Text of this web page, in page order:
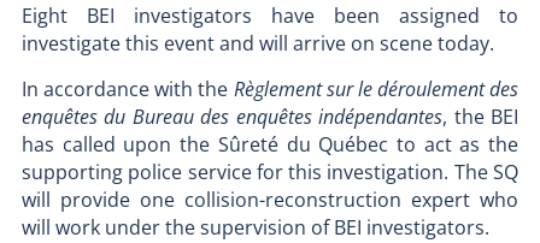
Eight BEI investigators have been assigned to
investigate this event and will arrive on scene today.
In accordance with the Règlement sur le déroulement des
enquêtes du Bureau des enquêtes indépendantes, the BEI
has called upon the Sûreté du Québec to act as the
supporting police service for this investigation. The SQ
will provide one collision-reconstruction expert who
will work under the supervision of BEI investigators.